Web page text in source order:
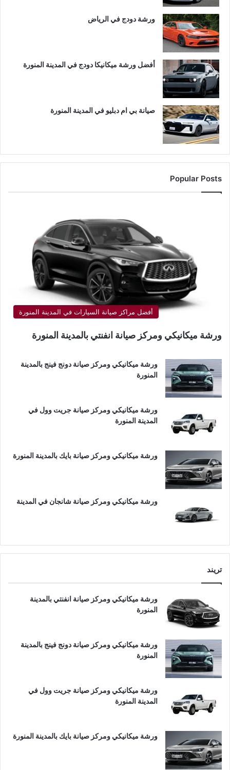
ورشة دودج في الرياض
أفضل ورشة ميكانيكا دودج في المدينة المنورة
صيانة بي ام دبليو في المدينة المنورة
Popular Posts
أفضل مراكز صيانة السيارات في المدينة المنورة
ورشة ميكانيكي ومركز صيانة انفنتي بالمدينة المنورة
ورشة ميكانيكي ومركز صيانة دونج فينج بالمدينة
المنورة
ورشة ميكانيكي ومركز صيانة جريت وول في
المدينة المنورة
ورشة ميكانيكي ومركز صيانة بايك بالمدينة المنورة
ورشة ميكانيكي ومركز صيانة شانجان في المدينة
تريند
ورشة ميكانيكي ومركز صيانة انفنتي بالمدينة
المنورة
ورشة ميكانيكي ومركز صيانة دونج فينج بالمدينة
المنورة
ورشة ميكانيكي ومركز صيانة جريت وول في
المدينة المنورة
ورشة ميكانيكي ومركز صيانة بايك بالمدينة المنورة